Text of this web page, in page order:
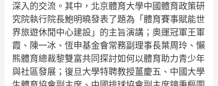
深入的交流。其中，北京體育大學中國體育政策研
究院執行院長鮑明曉發表了題為「體育賽事賦能世
界旅遊休閒中心建設」的主旨演講；奧運冠軍王軍
霞、陳一冰、恆申基金會常務副理事長葉周玲、懶
熊體育總裁黎雙富共同探討如何以體育助力青少年
與社區發展；復旦大學特聘教授薑慶五、中國大學